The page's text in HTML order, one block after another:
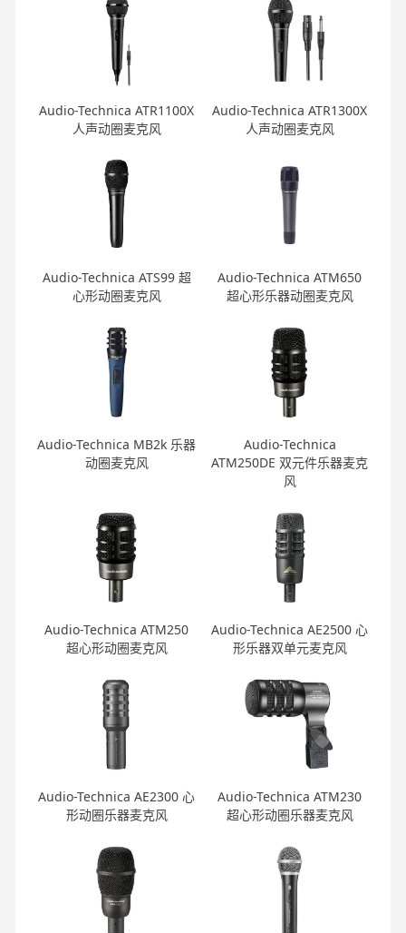
Audio-Technica ATR1100X
人声动圈麦克风
Audio-Technica ATR1300X
人声动圈麦克风
Audio-Technica ATS99 超
心形动圈麦克风
Audio-Technica ATM650
超心形乐器动圈麦克风
Audio-Technica MB2k 乐器
动圈麦克风
Audio-Technica
ATM250DE 双元件乐器麦克
风
Audio-Technica ATM250
超心形动圈麦克风
Audio-Technica AE2500 心
形乐器双单元麦克风
Audio-Technica AE2300 心
形动圈乐器麦克风
Audio-Technica ATM230
超心形动圈乐器麦克风